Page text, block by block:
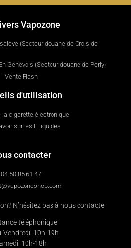
Vapozone
(Secteur douane de Crois de
Genevois (Secteur douane de Perly)
Vente Flash
d'utilisation
la cigarette électronique
sur les E-liquides
contacter
04 50 85 61 47
N’hésitez pas à nous contacter
téléphonique:
Vendredi: 10h-19h
10h-18h